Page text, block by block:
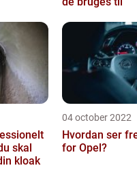
skal
kloak
04 october 2022
Hvordan ser
for Opel?